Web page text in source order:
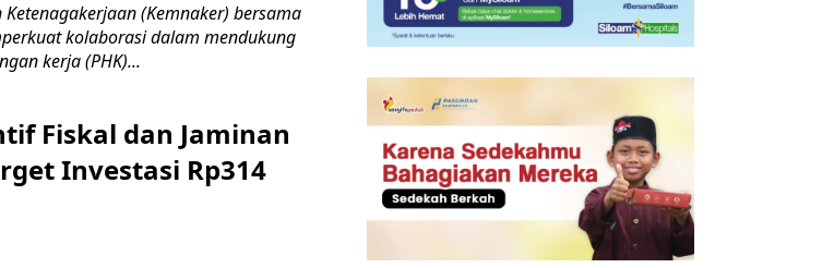
Ketenagakerjaan (Kemnaker) bersama
kolaborasi dalam mendukung
kerja (PHK)...
Fiskal dan Jaminan
Investasi Rp314